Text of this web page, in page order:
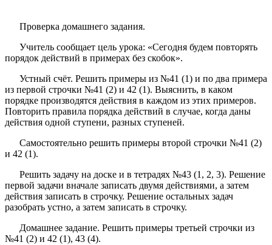
Проверка домашнего задания.
Учитель сообщает цель урока: «Сегодня будем повторять
порядок действий в примерах без скобок».
Устный счёт. Решить примеры из №41 (1) и по два примера
из первой строчки №41 (2) и 42 (1). Выяснить, в каком
порядке производятся действия в каждом из этих примеров.
Повторить правила порядка действий в случае, когда даны
действия одной ступени, разных ступеней.
Самостоятельно решить примеры второй строчки №41 (2)
и 42 (1).
Решить задачу на доске и в тетрадях №43 (1, 2, 3). Решение
первой задачи вначале записать двумя действиями, а затем
действия записать в строчку. Решение остальных задач
разобрать устно, а затем записать в строчку.
Домашнее задание. Решить примеры третьей строчки из
№41 (2) и 42 (1), 43 (4).